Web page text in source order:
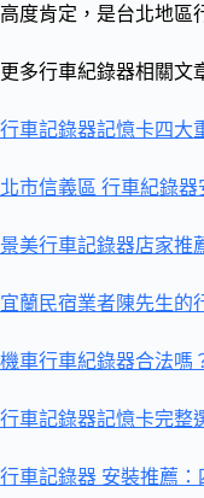
高度肯定，是台北地區
更多行車紀錄器相關文
行車記錄器記憶卡四大
北市信義區 行車紀錄
景美行車記錄器店家推
宜蘭民宿業者陳先生的
機車行車紀錄器合法嗎
行車記錄器記憶卡完整
行車記錄器 安裝推薦